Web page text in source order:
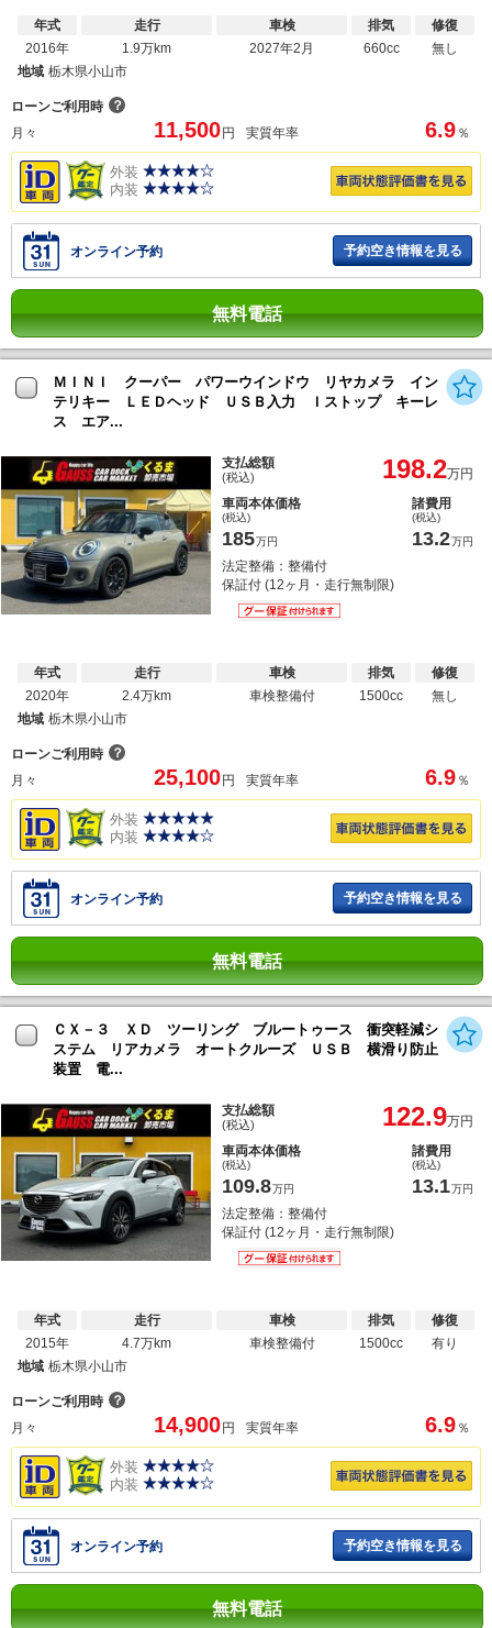
年式
2016年
走行
1.9万km
車検
2027年2月
排気
660cc
修復
無し
地域 栃木県小山市
ローンご利用時 ？
月々
11,500 円 実質年率 6.9 ％
外装
内装
オンライン予約 予約空き情報を見る
無料電話
ＭＩＮＩ クーパー パワーウインドウ リヤカメラ イン
テリキー ＬＥＤヘッド ＵＳＢ入力 Ｉストップ キーレ
ス エア...
支払総額
(税込) 198.2万円
車両本体価格
(税込)
185万円
諸費用
(税込)
13.2万円
法定整備：整備付
保証付 (12ヶ月・走行無制限)
年式
2020年
走行
2.4万km
車検
車検整備付
排気
1500cc
修復
無し
地域 栃木県小山市
ローンご利用時 ？
月々
25,100 円 実質年率 6.9 ％
外装
内装
オンライン予約 予約空き情報を見る
無料電話
ＣＸ－３ ＸＤ ツーリング ブルートゥース 衝突軽減シ
ステム リアカメラ オートクルーズ ＵＳＢ 横滑り防止
装置 電...
支払総額
(税込) 122.9万円
車両本体価格
(税込)
109.8万円
諸費用
(税込)
13.1万円
法定整備：整備付
保証付 (12ヶ月・走行無制限)
年式
2015年
走行
4.7万km
車検
車検整備付
排気
1500cc
修復
有り
地域 栃木県小山市
ローンご利用時 ？
月々
14,900円 実質年率 6.9 ％
外装
内装
オンライン予約 予約空き情報を見る
無料電話